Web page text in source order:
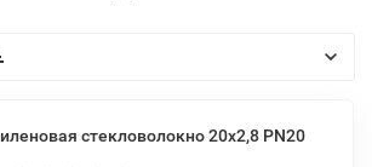
стекловолокно 20х2,8 PN20